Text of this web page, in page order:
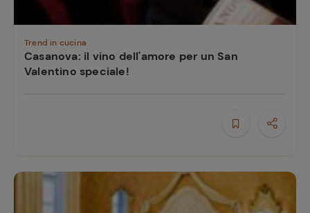
Trend in cucina
Casanova: il vino dell'amore per un San
Valentino speciale!
preferite